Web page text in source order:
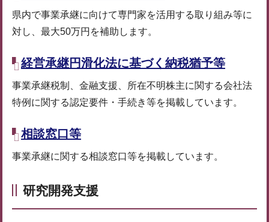
県内で事業承継に向けて専門家を活用する取り組み等に
対し、最大50万円を補助します。
経営承継円滑化法に基づく納税猶予等
事業承継税制、金融支援、所在不明株主に関する会社法
特例に関する認定要件・手続き等を掲載しています。
相談窓口等
事業承継に関する相談窓口等を掲載しています。
研究開発支援